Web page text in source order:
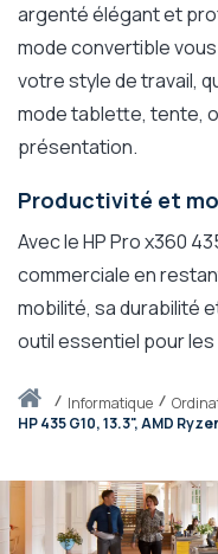
Accueilinformatique
HP 435 G10, 13.3", AMD
argenté élégant et
mode convertible
votre style de travail,
mode tablette, tente,
présentation.
Productivité et
Avec le HP Pro x360
commerciale en
mobilité, sa durabilité
outil essentiel pour